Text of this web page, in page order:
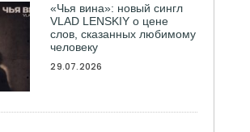
«Чья вина»: новый сингл
VLAD LENSKIY о цене
слов, сказанных любимому
человеку
29.07.2026